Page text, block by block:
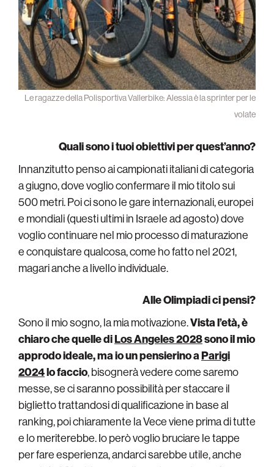
Le ragazze della Polisportiva Vallerbike: Alessia è la sprinter per le
volate
Quali sono i tuoi obiettivi per quest’anno?
Innanzitutto penso ai campionati italiani di categoria
a giugno, dove voglio confermare il mio titolo sui
500 metri. Poi ci sono le gare internazionali, europei
e mondiali (questi ultimi in Israele ad agosto) dove
voglio continuare nel mio processo di maturazione
e conquistare qualcosa, come ho fatto nel 2021,
magari anche a livello individuale.
Alle Olimpiadi ci pensi?
Sono il mio sogno, la mia motivazione.Vista l’età, è
chiaro che quelle diLos Angeles 2028sono il mio
approdo ideale, ma io un pensierino aParigi
2024lo faccio, bisognerà vedere come saremo
messe, se ci saranno possibilità per staccare il
biglietto trattandosi di qualificazione in base al
ranking, poi chiaramente la Vece viene prima di tutte
e lo meriterebbe. Io però voglio bruciare le tappe
per fare esperienza, andarci sarebbe utile, anche